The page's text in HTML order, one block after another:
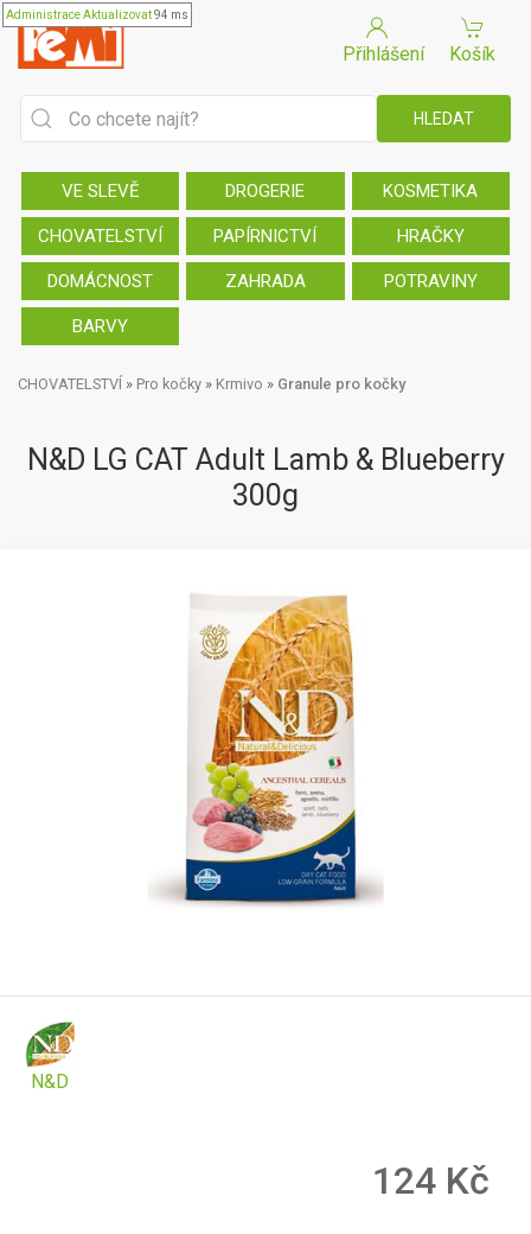
AdministraceAktualizovat94 ms
Přihlášení Košík
VE SLEVĚ DROGERIE KOSMETIKA
CHOVATELSTVÍ PAPÍRNICTVÍ HRAČKY
DOMÁCNOST ZAHRADA POTRAVINY
BARVY
CHOVATELSTVÍ » Pro kočky » Krmivo » Granule pro kočky
N&D LG CAT Adult Lamb & Blueberry
300g
N&D
124 Kč